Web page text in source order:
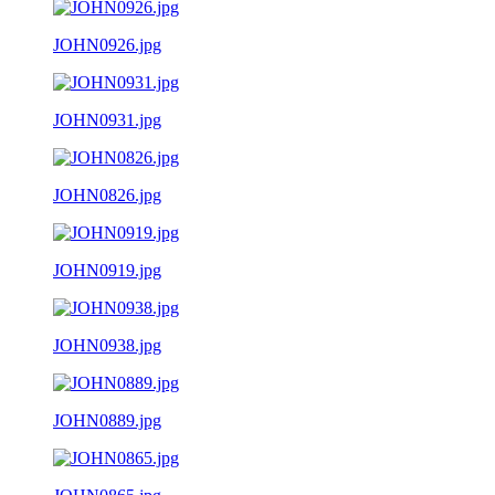
JOHN0926.jpg
JOHN0931.jpg
JOHN0826.jpg
JOHN0919.jpg
JOHN0938.jpg
JOHN0889.jpg